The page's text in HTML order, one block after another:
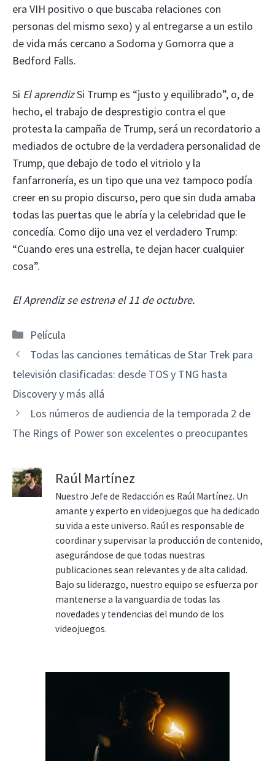
era VIH positivo o que buscaba relaciones con
personas del mismo sexo) y al entregarse a un estilo
de vida más cercano a Sodoma y Gomorra que a
Bedford Falls.
Si El aprendizSi Trump es “justo y equilibrado”, o, de
hecho, el trabajo de desprestigio contra el que
protesta la campaña de Trump, será un recordatorio a
mediados de octubre de la verdadera personalidad de
Trump, que debajo de todo el vitriolo y la
fanfarronería, es un tipo que una vez tampoco podía
creer en su propio discurso, pero que sin duda amaba
todas las puertas que le abría y la celebridad que le
concedía. Como dijo una vez el verdadero Trump:
“Cuando eres una estrella, te dejan hacer cualquier
cosa”.
El Aprendiz se estrena el 11 de octubre.
Categorías
Película
Todas las canciones temáticas de Star Trek para
televisión clasificadas: desde TOS y TNG hasta
Discovery y más allá
Los números de audiencia de la temporada 2 de
The Rings of Power son excelentes o preocupantes
Raúl Martínez
Nuestro Jefe de Redacción es Raúl Martínez. Un
amante y experto en videojuegos que ha dedicado
su vida a este universo. Raúl es responsable de
coordinar y supervisar la producción de contenido,
asegurándose de que todas nuestras
publicaciones sean relevantes y de alta calidad.
Bajo su liderazgo, nuestro equipo se esfuerza por
mantenerse a la vanguardia de todas las
novedades y tendencias del mundo de los
videojuegos.